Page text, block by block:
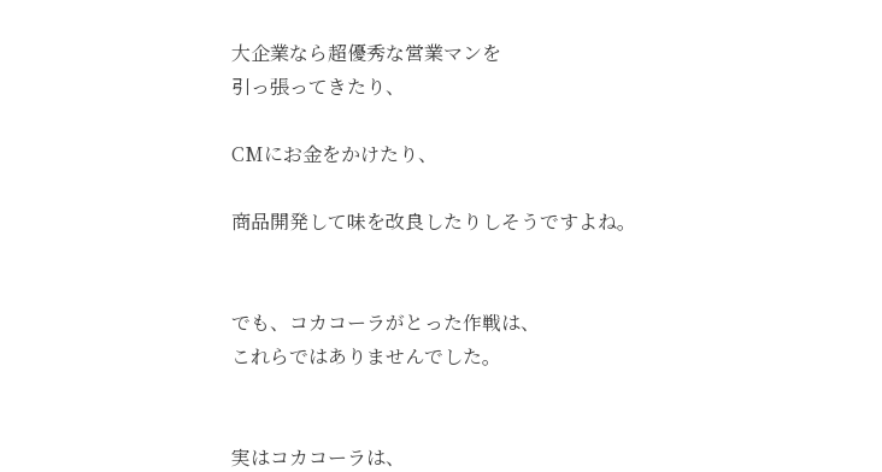
大企業なら超優秀な営業マンを
引っ張ってきたり、
CMにお金をかけたり、
商品開発して味を改良したりしそうですよね。
でも、コカコーラがとった作戦は、
これらではありませんでした。
実はコカコーラは、